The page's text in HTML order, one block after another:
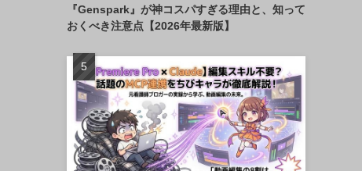
『Genspark』が神コスパすぎる理由と、知って
おくべき注意点【2026年最新版】